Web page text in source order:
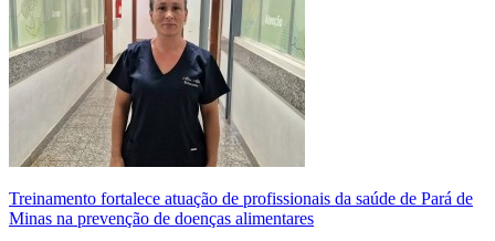
Treinamento fortalece atuação de profissionais da saúde de Pará de
Minas na prevenção de doenças alimentares